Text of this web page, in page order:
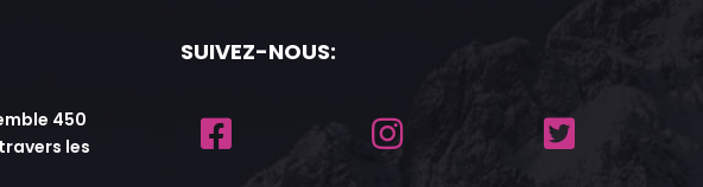
450
les
SUIVEZ-NOUS: